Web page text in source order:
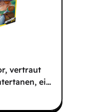
vertraut
ei…